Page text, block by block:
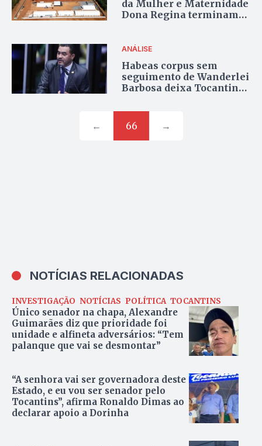
da Mulher e Maternidade
Dona Regina terminam
ANÁLISE
Habeas corpus sem
seguimento de Wanderlei
Barbosa deixa Tocantins
como saída estratégica
←
66 →
NOTÍCIAS RELACIONADAS
INVESTIGAÇÃO NOTÍCIAS POLÍTICA TOCANTINS
Único senador na chapa, Alexandre
Guimarães diz que prioridade foi
unidade e alfineta adversários: “Tem
palanque que vai se desmontar”
“A senhora vai ser governadora deste
Estado, e eu vou ser senador pelo
Tocantins”, afirma Ronaldo Dimas ao
declarar apoio a Dorinha